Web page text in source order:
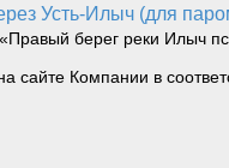
Усть-Илыч (для
берег реки Илыч
сайте Компании в